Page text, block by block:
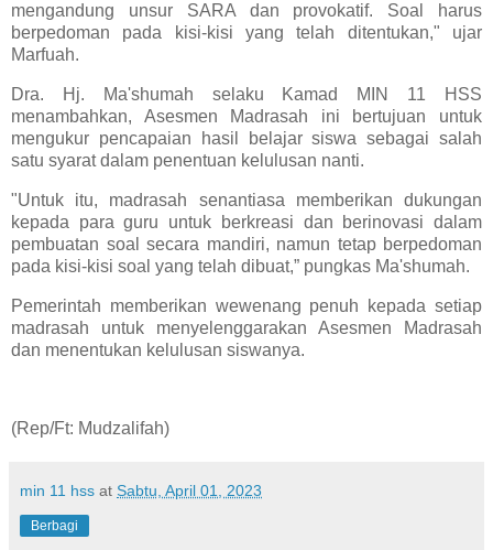
mengandung unsur SARA dan provokatif. Soal harus
berpedoman pada kisi-kisi yang telah ditentukan," ujar
Marfuah.
Dra. Hj. Ma'shumah selaku Kamad MIN 11 HSS
menambahkan, Asesmen Madrasah ini bertujuan untuk
mengukur pencapaian hasil belajar siswa sebagai salah
satu syarat dalam penentuan kelulusan nanti.
"Untuk itu, madrasah senantiasa memberikan dukungan
kepada para guru untuk berkreasi dan berinovasi dalam
pembuatan soal secara mandiri, namun tetap berpedoman
pada kisi-kisi soal yang telah dibuat,” pungkas Ma'shumah.
Pemerintah memberikan wewenang penuh kepada setiap
madrasah untuk menyelenggarakan Asesmen Madrasah
dan menentukan kelulusan siswanya.
(Rep/Ft: Mudzalifah)
min 11 hss at Sabtu, April 01, 2023
Berbagi